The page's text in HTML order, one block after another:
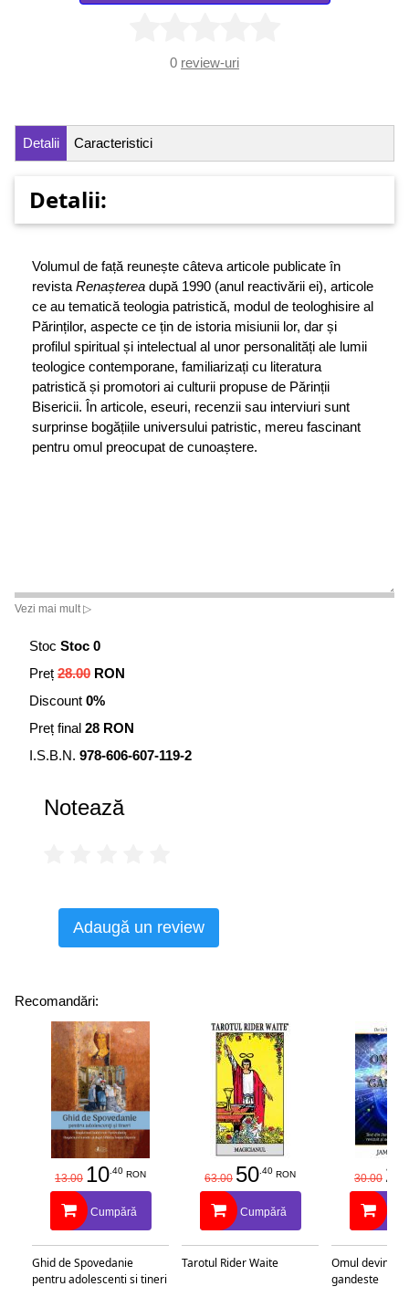
0 review-uri
Detalii Caracteristici
Detalii:
Volumul de față reunește câteva articole publicate în
revista Renașterea după 1990 (anul reactivării ei), articole
ce au tematică teologia patristică, modul de teologhisire al
Părinților, aspecte ce țin de istoria misiunii lor, dar și
profilul spiritual și intelectual al unor personalități ale lumii
teologice contemporane, familiarizați cu literatura
patristică și promotori ai culturii propuse de Părinții
Bisericii. În articole, eseuri, recenzii sau interviuri sunt
surprinse bogățiile universului patristic, mereu fascinant
pentru omul preocupat de cunoaștere.
Vezi mai mult ▷
Stoc Stoc 0
Preț 28.00 RON
Discount 0%
Preț final 28 RON
I.S.B.N. 978-606-607-119-2
Notează
Adaugă un review
Recomandări:
13.00 10.40 RON
Cumpără
Ghid de Spovedanie
pentru adolescenti si tineri
63.00 50.40 RON
Cumpără
Tarotul Rider Waite
30.00 25
Omul devine
gandeste